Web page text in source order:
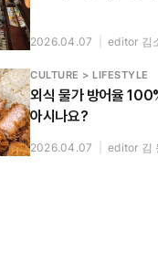
2026.04.07 editor 김
CULTURE > LIFESTYLE
외식 물가 방어율
아시나요?
2026.04.07 editor 김